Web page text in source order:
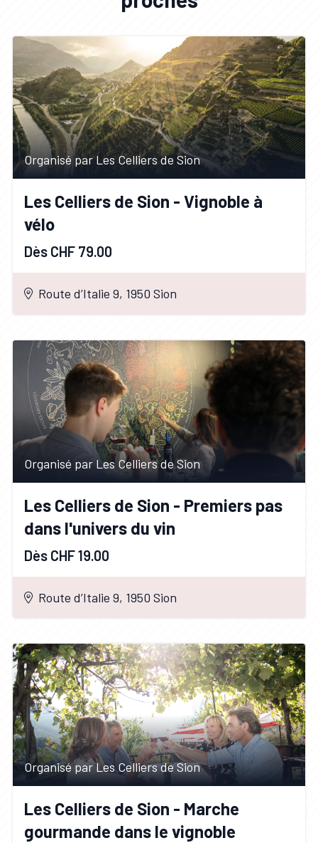
Organisé par Les Celliers de Sion
Les Celliers de Sion - Vignoble à
vélo
Dès CHF 79.00
Route d’Italie 9, 1950 Sion
Organisé par Les Celliers de Sion
Les Celliers de Sion - Premiers pas
dans l'univers du vin
Dès CHF 19.00
Route d’Italie 9, 1950 Sion
Organisé par Les Celliers de Sion
Les Celliers de Sion - Marche
gourmande dans le vignoble